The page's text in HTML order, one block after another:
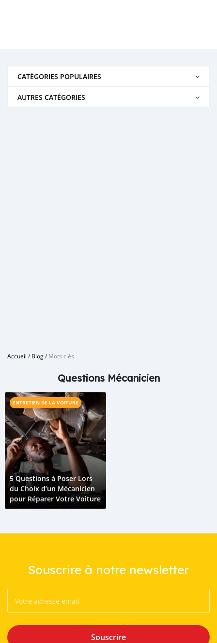
CATÉGORIES POPULAIRES
AUTRES CATÉGORIES
Accueil /Blog/Mots clés
Questions Mécanicien
ENTRETIEN DE LA VOITURE
5 Questions à Poser Lors
du Choix d’un Mécanicien
pour Réparer Votre Voiture
Souscrire à notre newsletter
Souscrire